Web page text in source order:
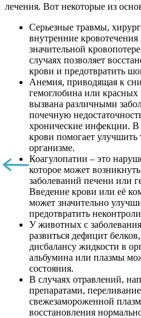
лечения. Вот некоторые из
Серьезные травмы,
внутренние
значительной
случаях позволяет
крови и предотвратить
Анемия, приводящая к
гемоглобина или
вызвана различными
почечную
хронические инфекции. В
крови помогает улучшить
организме.
Коагулопатии – это
которое может
заболеваний печени или
Введение крови или её
может значительно
предотвратить
У животных с
развиться дефицит
дисбалансу жидкости в
альбумина или плазмы
состояния.
В случаях отравлений,
препаратами,
свежезамороженной
восстановления